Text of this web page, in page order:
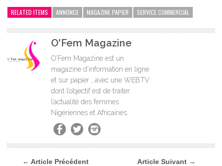
RELATED ITEMS ANNONCE MAGAZINE PAPIER SERVICE COMMERCIAL
O'Fem Magazine
O’Fem Magazine est un
magazine d’information en ligne
et sur papier , avec une WEBTV
dont l’objectif est de traiter
l’actualité des femmes
Nigériennes et Africaines.
← Article Précédent Article Suivant →